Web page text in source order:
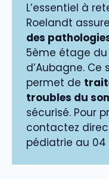
L’essentiel à
Roelandt
des
5ème étage
d’Aubagne.
permet de
troubles du
sécurisé. Pour
contactez
pédiatrie au 04